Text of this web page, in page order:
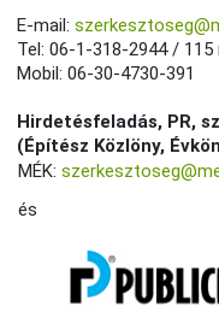
E-mail:
Tel: 06-1-318-2944 / 115
Mobil: 06-30-4730-391
Hirdetésfeladás, PR,
(Építész Közlöny,
MÉK:
és